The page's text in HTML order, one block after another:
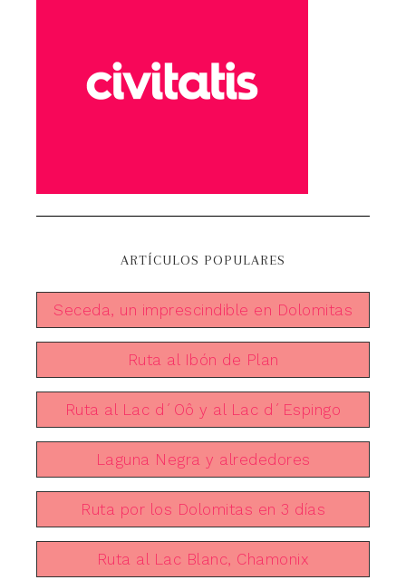
ARTÍCULOS POPULARES
Seceda, un imprescindible en Dolomitas
Ruta al Ibón de Plan
Ruta al Lac d´Oô y al Lac d´Espingo
Laguna Negra y alrededores
Ruta por los Dolomitas en 3 días
Ruta al Lac Blanc, Chamonix